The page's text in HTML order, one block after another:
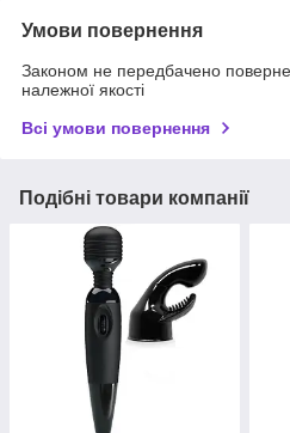
Умови повернення
Законом не передбачено
належної якості
Всі умови повернення
Подібні товари компанії